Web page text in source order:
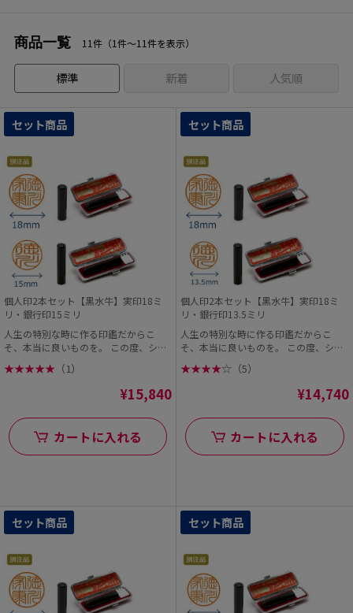
商品一覧 11件（1件〜11件を表示）
標準 新着 人気順
セット商品
個人印2本セット【黒水牛】実印18ミ
リ・銀行印15ミリ
人生の特別な時に作る印鑑だからこ
そ、本当に良いものを。 この度、シヤ
チハタオフィシャル...
★★★★★ （1）
¥15,840
カートに入れる
セット商品
個人印2本セット【黒水牛】実印18ミ
リ・銀行印13.5ミリ
人生の特別な時に作る印鑑だからこ
そ、本当に良いものを。 この度、シヤ
チハタオフィシャル...
★★★★☆ （5）
¥14,740
カートに入れる
セット商品 セット商品